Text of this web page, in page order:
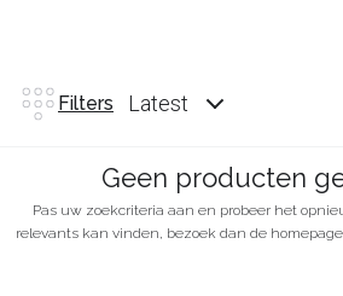
Filters Latest
Geen producten
Pas uw zoekcriteria aan en probeer het
relevants kan vinden, bezoek dan de